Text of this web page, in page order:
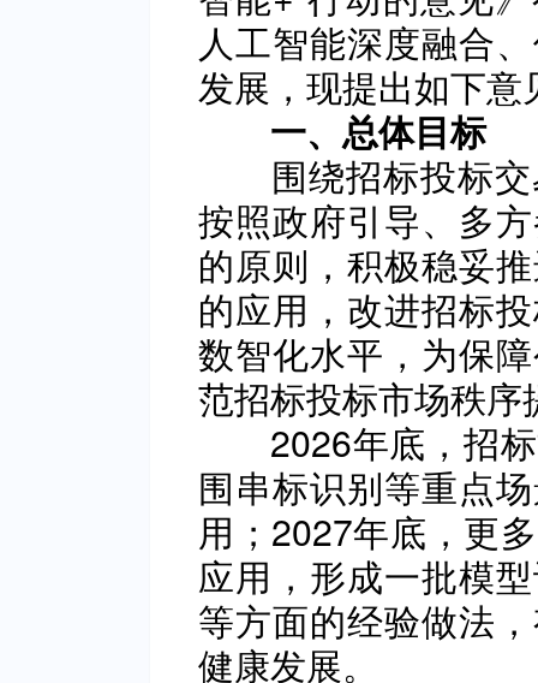
人工智能深度融合
发展，现提出如下意
一、总体目标
围绕招标投标交
按照政府引导、多
的原则，积极稳妥
的应用，改进招标
数智化水平，为保
范招标投标市场秩
2026年底，招标
围串标识别等重点
用；2027年底，更
应用，形成一批模
等方面的经验做法
健康发展。